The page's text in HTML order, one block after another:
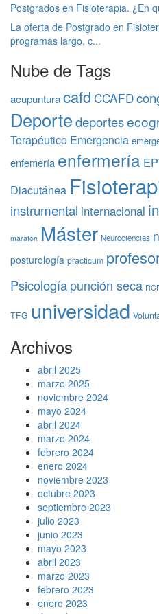
Postgrados en Fisioterapia. ¿En
La oferta de Postgrado en
programas largo, c...
Nube de Tags
acupunturacafd CCAFD
Deportedeportes
Terapéutico Emergencia
enfemería enfermería
Diacutánea
instrumental internacional
maratón Máster Neurociencias
posturología practicum
Psicologíapunción seca
TFG universidad
Archivos
abril 2025
marzo 2025
noviembre 2024
mayo 2024
abril 2024
marzo 2024
febrero 2024
enero 2024
noviembre 2023
octubre 2023
septiembre 2023
julio 2023
junio 2023
mayo 2023
abril 2023
marzo 2023
febrero 2023
enero 2023